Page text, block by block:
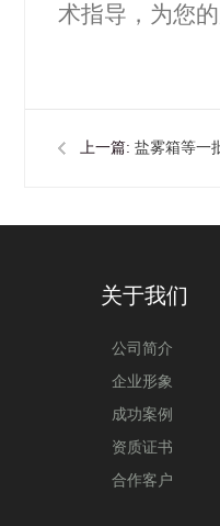
术指导，为您
上一篇: 盐雾箱等一
关于我们
公司简介
企业形象
成功案例
资质证书
合作客户